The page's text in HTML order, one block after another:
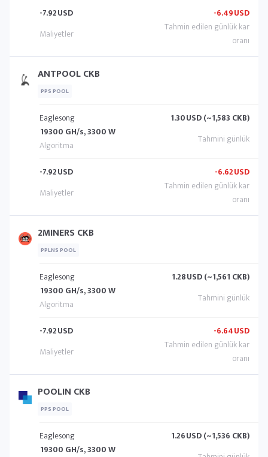
-7.92USD -6.49USD
ANTPOOL CKB
PPS POOL
Eaglesong
19300 GH/s, 3300 W
1.30USD (~1,583 CKB)
-7.92USD -6.62USD
2MINERS CKB
PPLNS POOL
Eaglesong
19300 GH/s, 3300 W
1.28USD (~1,561 CKB)
-7.92USD -6.64USD
POOLIN CKB
PPS POOL
Eaglesong
19300 GH/s, 3300 W
1.26USD (~1,536 CKB)